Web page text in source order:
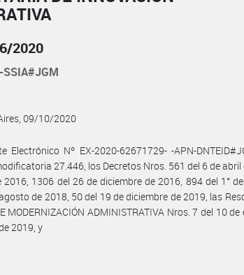
2020
09/10/2020
Electrónico Nº EX-2020-62671729- -APN-
27.446, los Decretos Nros. 561 del 6 de
1306 del 26 de diciembre de 2016, 894 del 1°
de 2018, 50 del 19 de diciembre de 2019, las
MODERNIZACIÓN ADMINISTRATIVA Nros. 7 del 10
2019, y